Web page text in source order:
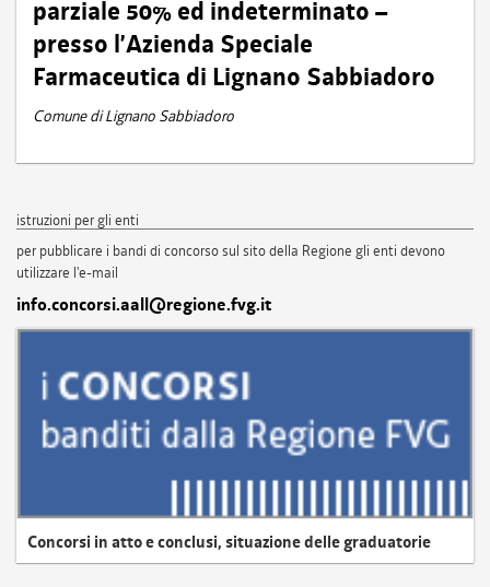
parziale 50% ed indeterminato –
presso l’Azienda Speciale
Farmaceutica di Lignano Sabbiadoro
Comune di Lignano Sabbiadoro
istruzioni per gli enti
per pubblicare i bandi di concorso sul sito della Regione gli enti devono
utilizzare l'e-mail
info.concorsi.aall@regione.fvg.it
Concorsi in atto e conclusi, situazione delle graduatorie